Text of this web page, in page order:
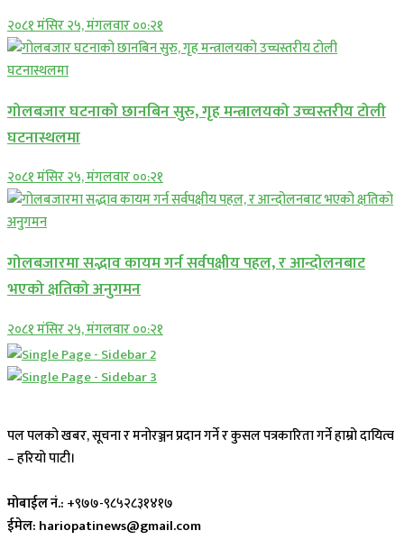
२०८१ मंसिर २५, मंगलवार ००:२१
गोलबजार घटनाको छानबिन सुरु, गृह मन्त्रालयको उच्चस्तरीय टोली
घटनास्थलमा
२०८१ मंसिर २५, मंगलवार ००:२१
गोलबजारमा सद्भाव कायम गर्न सर्वपक्षीय पहल, र आन्दोलनबाट
भएको क्षतिको अनुगमन
२०८१ मंसिर २५, मंगलवार ००:२१
पल पलको खबर, सूचना र मनोरञ्जन प्रदान गर्ने र कुसल पत्रकारिता गर्ने हाम्रो दायित्व
– हरियो पाटी।
मोबाईल नं.: +९७७-९८५२८३१४१७
ईमेल: hariopatinews@gmail.com